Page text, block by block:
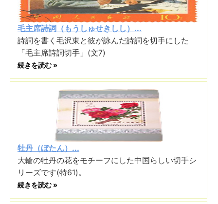
毛主席詩詞（もうしゅせきしし）...
詩詞を書く毛沢東と彼が詠んだ詩詞を切手にした
「毛主席詩詞切手」(文7)
続きを読む »
牡丹（ぼたん）...
大輪の牡丹の花をモチーフにした中国らしい切手シ
リーズです(特61)。
続きを読む »